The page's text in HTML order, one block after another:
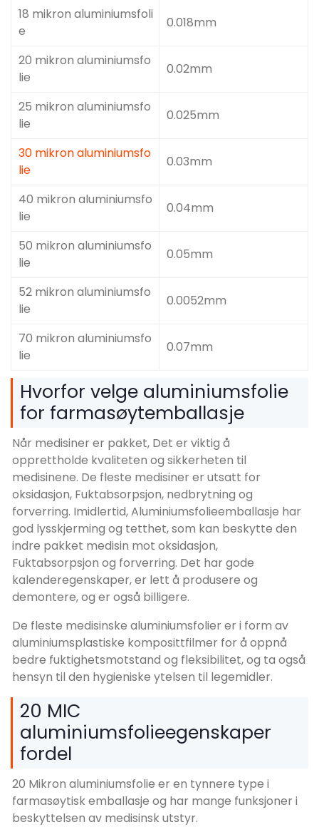
18 mikron aluminiumsfoli
e
0.018mm
20 mikron aluminiumsfo
lie
0.02mm
25 mikron aluminiumsfo
lie
0.025mm
30 mikron aluminiumsfo
lie
0.03mm
40 mikron aluminiumsfo
lie
0.04mm
50 mikron aluminiumsfo
lie
0.05mm
52 mikron aluminiumsfo
lie
0.0052mm
70 mikron aluminiumsfo
lie
0.07mm
Hvorfor velge aluminiumsfolie
for farmasøytemballasje
Når medisiner er pakket, Det er viktig å
opprettholde kvaliteten og sikkerheten til
medisinene. De fleste medisiner er utsatt for
oksidasjon, Fuktabsorpsjon, nedbrytning og
forverring. Imidlertid, Aluminiumsfolieemballasje har
god lysskjerming og tetthet, som kan beskytte den
indre pakket medisin mot oksidasjon,
Fuktabsorpsjon og forverring. Det har gode
kalenderegenskaper, er lett å produsere og
demontere, og er også billigere.
De fleste medisinske aluminiumsfolier er i form av
aluminiumsplastiske komposittfilmer for å oppnå
bedre fuktighetsmotstand og fleksibilitet, og ta også
hensyn til den hygieniske ytelsen til legemidler.
20 MIC
aluminiumsfolieegenskaper
fordel
20 Mikron aluminiumsfolie er en tynnere type i
farmasøytisk emballasje og har mange funksjoner i
beskyttelsen av medisinsk utstyr.